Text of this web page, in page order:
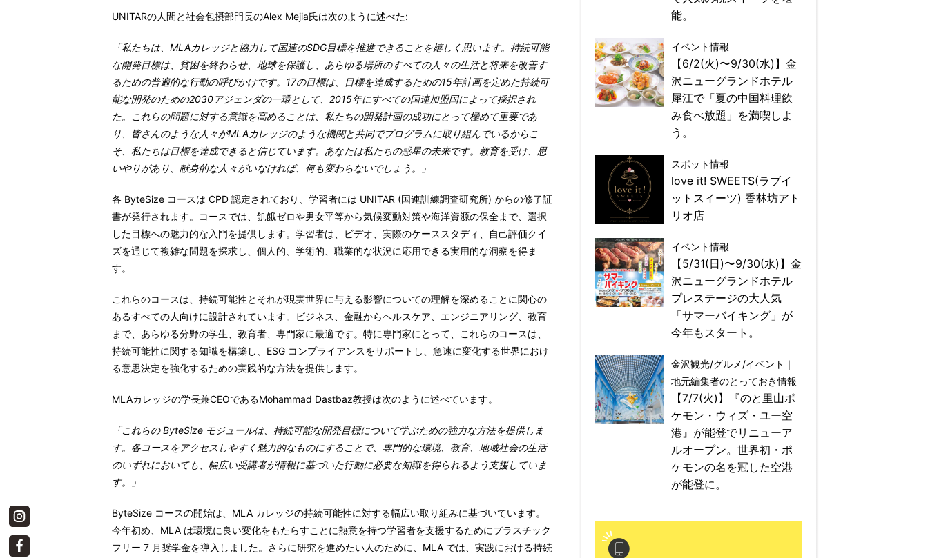
UNITARの人間と社会包摂部門長のAlex Mejia氏は次のように述べた:
「私たちは、 MLAカレッジと協力して国連のSDG目標を推進できることを嬉しく思います。持続可能
な開発目標は、貧困を終わらせ、地球を保護し、あらゆる場所のすべての人々の生活と将来を改善す
るための普遍的な行動の呼びかけです。 17の目標は、目標を達成するための15年計画を定めた持続可
能な開発のための2030アジェンダの一環として、 2015年にすべての国連加盟国によって採択され
た。これらの問題に対する意識を高めることは、私たちの開発計画の成功にとって極めて重要であ
り、皆さんのような人々がMLAカレッジのような機関と共同でプログラムに取り組んでいるからこ
そ、私たちは目標を達成できると信じています。あなたは私たちの惑星の未来です。教育を受け、思
いやりがあり、献身的な人々がいなければ、何も変わらないでしょう。」
各 ByteSize コースは CPD 認定されており 学習者には UNITAR (国連訓練調査研究所) からの修了証
書が発行されます。コースでは、飢餓ゼロや男女平等から気候変動対策や海洋資源の保全まで、選択
した目標への魅力的な入門を提供します。学習者は、ビデオ、実際のケーススタディ、自己評価クイ
ズを通じて複雑な問題を探求し、個人的、学術的、職業的な状況に応用できる実用的な洞察を得ま
す。
これらのコースは、持続可能性とそれが現実世界に与える影響についての理解を深めることに関心の
あるすべての人向けに設計されています。ビジネス、金融からヘルスケア、エンジニアリング、教育
まで、あらゆる分野の学生、教育者、専門家に最適です。特に専門家にとって、これらのコースは、
持続可能性に関する知識を構築し、ESG コンプライアンスをサポートし、急速に変化する世界におけ
る意思決定を強化するための実践的な方法を提供します。
MLAカレッジの学長兼CEOであるMohammad Dastbaz教授は次のように述べています。
「これらのByteSize モジュールは、持続可能な開発目標について学ぶための強力な方法を提供しま
す。各コースをアクセスしやすく魅力的なものにすることで、専門的な環境、教育、地域社会の生活
のいずれにおいても、幅広い受講者が情報に基づいた行動に必要な知識を得られるよう支援していま
す。」
ByteSize コースの開始は、MLA カレッジの持続可能性に対する幅広い取り組みに基づいています。
今年初め、MLA は環境に良い変化をもたらすことに熱意を持つ学習者を支援するためにプラスチック
フリー 7 月奨学金を導入しました。さらに研究を進めたい人のために、MLA では、実践における持続
能。
イベント情報
【6/2(火)〜9/30(水)】金
沢ニューグランドホテル
犀江で「夏の中国料理飲
み食べ放題」を満喫しよ
う。
スポット情報
love it! SWEETS(ラブイ
ットスイーツ) 香林坊アト
リオ店
イベント情報
【5/31(日)〜9/30(水)】金
沢ニューグランドホテル
プレステージの大人気
「サマーバイキング」が
今年もスタート。
金沢観光/グルメ/イベント｜
地元編集者のとっておき情報
【7/7(火)】『のと里山ポ
ケモン・ウィズ・ユー空
港』が能登でリニューア
ルオープン。世界初・ポ
ケモンの名を冠した空港
が能登に。